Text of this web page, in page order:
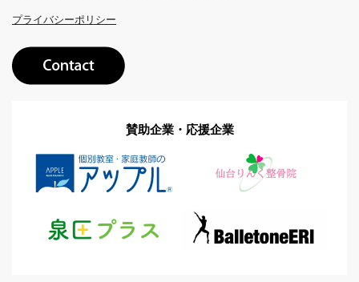
プライバシーポリシー
賛助企業・応援企業